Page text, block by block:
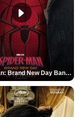
Spider-Man: Brand New Day Bande-annonce VO STFR